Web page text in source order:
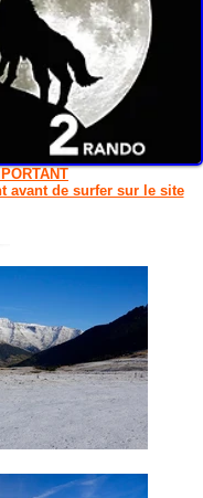
avant de surfer sur le site